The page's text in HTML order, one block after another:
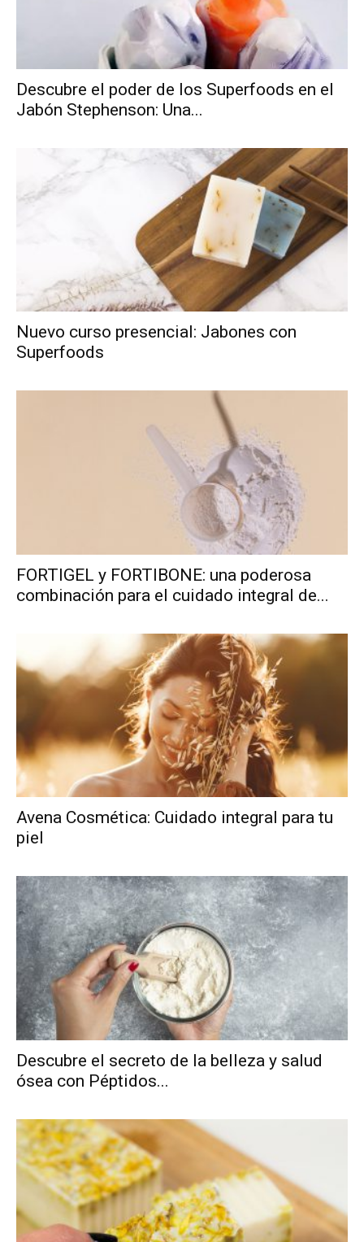
Descubre el poder de los Superfoods en el
Jabón Stephenson: Una...
Nuevo curso presencial: Jabones con
Superfoods
FORTIGEL y FORTIBONE: una poderosa
combinación para el cuidado integral de...
Avena Cosmética: Cuidado integral para tu
piel
Descubre el secreto de la belleza y salud
ósea con Péptidos...